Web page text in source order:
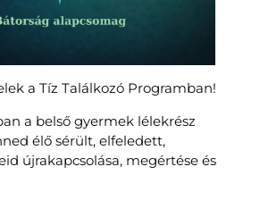
a Tíz Találkozó Programban!
a belső gyermek lélekrész
élő sérült, elfeledett,
újrakapcsolása, megértése és